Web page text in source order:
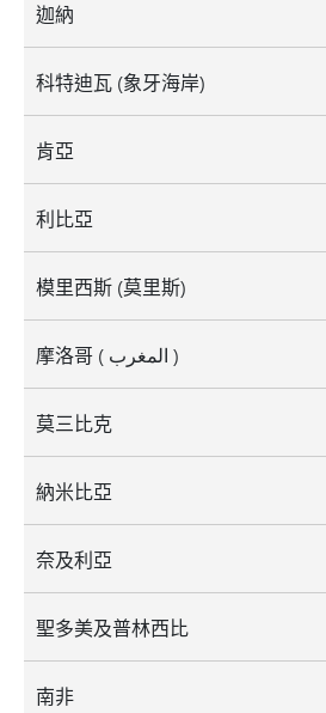
迦納
科特迪瓦 (象牙海岸)
肯亞
利比亞
模里西斯 (莫里斯)
摩洛哥 ( المغرب )
莫三比克
納米比亞
奈及利亞
聖多美及普林西比
南非